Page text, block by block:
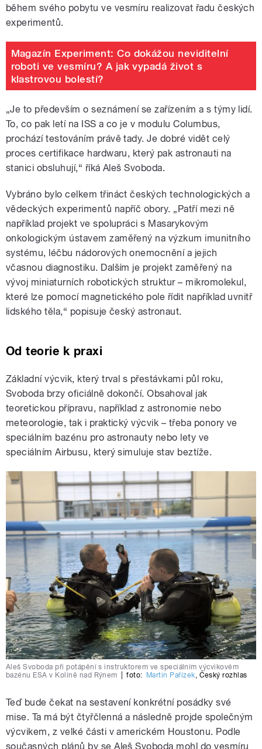
během svého pobytu ve vesmíru realizovat řadu českých
experimentů.
Magazín Experiment: Co dokážou neviditelní
roboti ve vesmíru? A jak vypadá život s
klastrovou bolestí?
„Je to především o seznámení se zařízením a s týmy lidí.
To, co pak letí na ISS a co je v modulu Columbus,
prochází testováním právě tady. Je dobré vidět celý
proces certifikace hardwaru, který pak astronauti na
stanici obsluhují,“ říká Aleš Svoboda.
Vybráno bylo celkem třináct českých technologických a
vědeckých experimentů napříč obory. „Patří mezi ně
například projekt ve spolupráci s Masarykovým
onkologickým ústavem zaměřený na výzkum imunitního
systému, léčbu nádorových onemocnění a jejich
včasnou diagnostiku. Dalším je projekt zaměřený na
vývoj miniaturních robotických struktur – mikromolekul,
které lze pomocí magnetického pole řídit například uvnitř
lidského těla,“ popisuje český astronaut.
Od teorie k praxi
Základní výcvik, který trval s přestávkami půl roku,
Svoboda brzy oficiálně dokončí. Obsahoval jak
teoretickou přípravu, například z astronomie nebo
meteorologie, tak i praktický výcvik – třeba ponory ve
speciálním bazénu pro astronauty nebo lety ve
speciálním Airbusu, který simuluje stav beztíže.
Aleš Svoboda při potápění s instruktorem ve speciálním výcvikovém
bazénu ESA v Kolíně nad Rýnem
foto: Martin Pařízek, Český rozhlas
Teď bude čekat na sestavení konkrétní posádky své
mise. Ta má být čtyřčlenná a následně projde společným
výcvikem, z velké části v americkém Houstonu. Podle
současných plánů by se Aleš Svoboda mohl do vesmíru